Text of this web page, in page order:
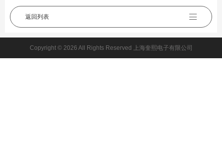
返回列表
Copyright © 2026 All Rights Reserved 上海奎熙电子有限公司